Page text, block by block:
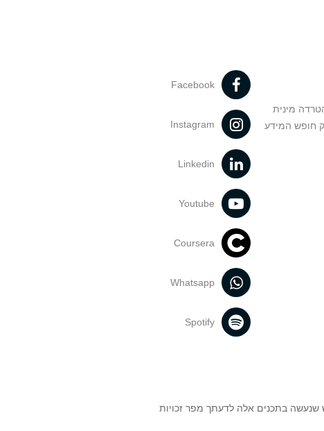
מינית
חופש המידע
Facebook
Instagram
Linkedin
Youtube
Coursera
Whatsapp
Spotify
שנעשה בתכנים אלה לדעתך מפר זכויות